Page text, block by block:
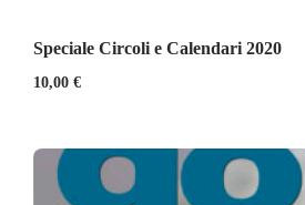
Speciale Circoli e Calendari 2020
10,00 €